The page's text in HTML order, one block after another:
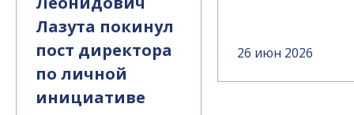
Лазута покинул
пост директора
по личной
инициативе
26 июн 2026